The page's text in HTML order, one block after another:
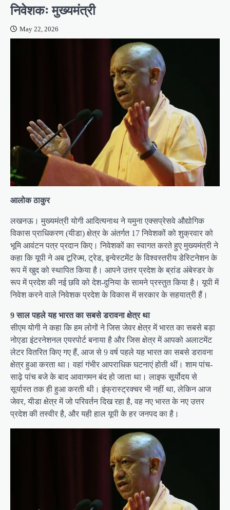
निवेशकः मुख्यमंत्री
May 22, 2026
आलोक ठाकुर
लखनऊ। मुख्यमंत्री योगी आदित्यनाथ ने यमुना एक्सप्रेसवे औद्योगिक
विकास प्राधिकरण (यीडा) क्षेत्र के अंतर्गत 17 निवेशकों को शुक्रवार को
भूमि आवंटन पत्र प्रदान किए। निवेशकों का स्वागत करते हुए मुख्यमंत्री ने
कहा कि यूपी ने अब टूरिज्म, ट्रेड, इन्वेस्टमेंट के विश्वस्तरीय डेस्टिनेशन के
रूप में खुद को स्थापित किया है। आपने उत्तर प्रदेश के ब्रांड अंबेस्डर के
रूप में प्रदेश की नई छवि को देश-दुनिया के सामने प्रस्तुत किया है। यूपी में
निवेश करने वाले निवेशक प्रदेश के विकास में सरकार के सहयात्री हैं।
9 साल पहले यह भारत का सबसे डरावना क्षेत्र था
सीएम योगी ने कहा कि हम लोगों ने जिस जेवर क्षेत्र में भारत का सबसे बड़ा
नोएडा इंटरनेशनल एयरपोर्ट बनाया है और जिस क्षेत्र में आपको अलाटमेंट
लेटर वितरित किए गए हैं, आज से 9 वर्ष पहले यह भारत का सबसे डरावना
क्षेत्र हुआ करता था। वहां गंभीर आपराधिक घटनाएं होती थीं। शाम पांच-
साढ़े पांच बजे के बाद आवागमन बंद हो जाता था। लाइफ सूर्योदय से
सूर्यास्त तक ही हुआ करती थी। इंफ्रास्ट्रक्चर भी नहीं था, लेकिन आज
जेवर, यीडा क्षेत्र में जो परिवर्तन दिख रहा है, वह नए भारत के नए उत्तर
प्रदेश की तस्वीर है, और यही हाल यूपी के हर जनपद का है।